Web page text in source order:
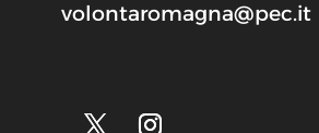
volontaromagna@pec.it